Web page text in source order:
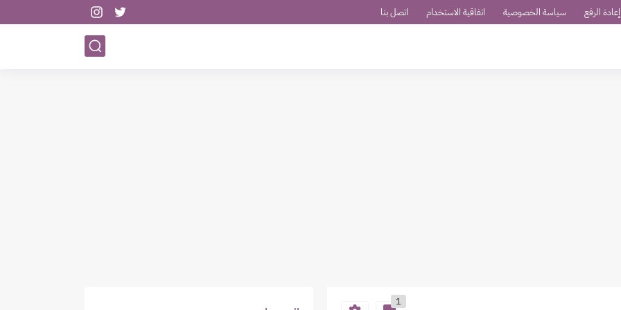
الرفع سياسة الخصوصية اتفاقية الاستخدام اتصل بنا
1